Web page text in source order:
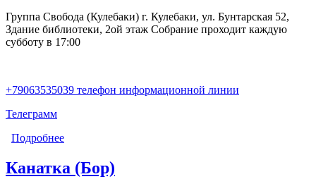
Группа Свобода (Кулебаки) г. Кулебаки, ул. Бунтарская 52,
Здание библиотеки, 2ой этаж Собрание проходит каждую
субботу в 17:00
+79063535039 телефон информационной линии
Телеграмм
Подробнее
Канатка (Бор)